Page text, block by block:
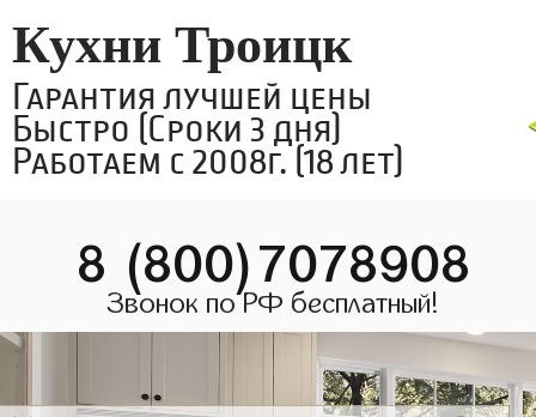
Кухни Троицк
Гарантия лучшей цены
Быстро (Сроки 3 дня)
Работаем с 2008г. (18 лет)
8 (800)7078908
Звонок по РФ бесплатный!